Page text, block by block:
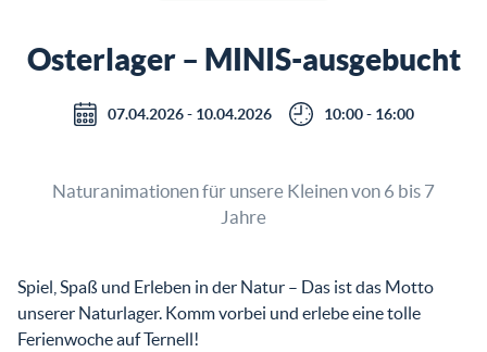
Osterlager – MINIS-ausgebucht
07.04.2026 - 10.04.2026 10:00 - 16:00
Naturanimationen für unsere Kleinen von 6 bis 7
Jahre
Spiel, Spaß und Erleben in der Natur – Das ist das Motto
unserer Naturlager. Komm vorbei und erlebe eine tolle
Ferienwoche auf Ternell!